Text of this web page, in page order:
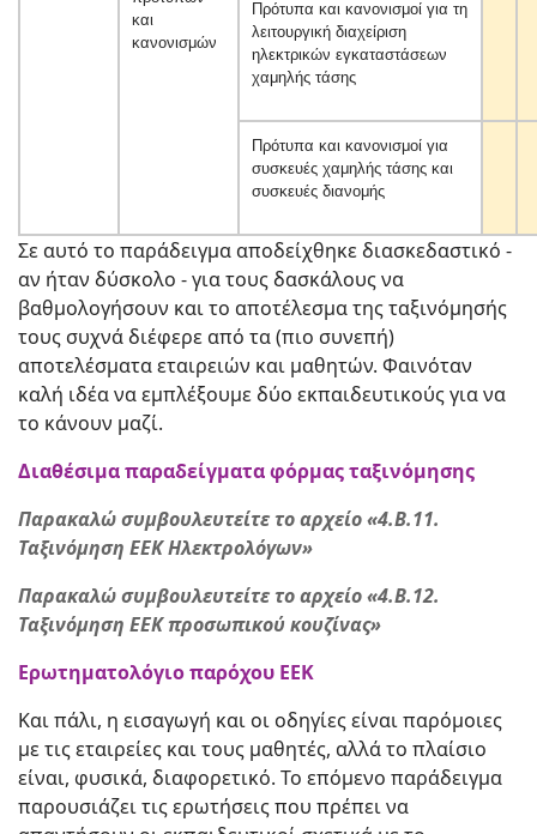
και
κανονισμών
Πρότυπα και κανονισμοί για τη
λειτουργική διαχείριση
ηλεκτρικών εγκαταστάσεων
χαμηλής τάσης
Πρότυπα και κανονισμοί για
συσκευές χαμηλής τάσης και
συσκευές διανομής
Σε αυτό το παράδειγμα αποδείχθηκε διασκεδαστικό -
αν ήταν δύσκολο - για τους δασκάλους να
βαθμολογήσουν και το αποτέλεσμα της ταξινόμησής
τους συχνά διέφερε από τα (πιο συνεπή)
αποτελέσματα εταιρειών και μαθητών. Φαινόταν
καλή ιδέα να εμπλέξουμε δύο εκπαιδευτικούς για να
το κάνουν μαζί.
Διαθέσιμα παραδείγματα φόρμας ταξινόμησης
Παρακαλώ συμβουλευτείτε το αρχείο«4.B.11.
Ταξινόμηση ΕΕΚ Ηλεκτρολόγων»
Παρακαλώ συμβουλευτείτε το αρχείο«4.B.12.
Ταξινόμηση ΕΕΚ προσωπικού κουζίνας»
Ερωτηματολόγιο παρόχου ΕΕΚ
Και πάλι, η εισαγωγή και οι οδηγίες είναι παρόμοιες
με τις εταιρείες και τους μαθητές, αλλά το πλαίσιο
είναι, φυσικά, διαφορετικό. Το επόμενο παράδειγμα
παρουσιάζει τις ερωτήσεις που πρέπει να